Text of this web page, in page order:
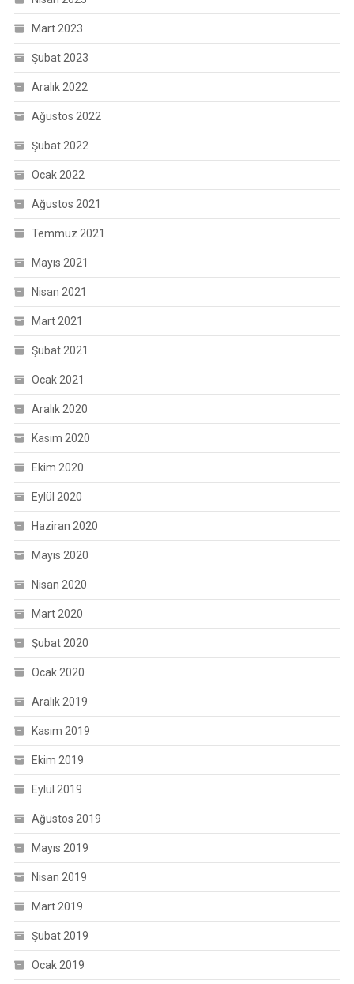
Mart 2023
Şubat 2023
Aralık 2022
Ağustos 2022
Şubat 2022
Ocak 2022
Ağustos 2021
Temmuz 2021
Mayıs 2021
Nisan 2021
Mart 2021
Şubat 2021
Ocak 2021
Aralık 2020
Kasım 2020
Ekim 2020
Eylül 2020
Haziran 2020
Mayıs 2020
Nisan 2020
Mart 2020
Şubat 2020
Ocak 2020
Aralık 2019
Kasım 2019
Ekim 2019
Eylül 2019
Ağustos 2019
Mayıs 2019
Nisan 2019
Mart 2019
Şubat 2019
Ocak 2019